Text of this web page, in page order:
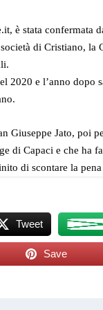
è stata confermata
di Cristiano, la
2020 e l’anno dopo
Giuseppe Jato, poi
di Capaci e che ha
di scontare la pena
Tweet
Save